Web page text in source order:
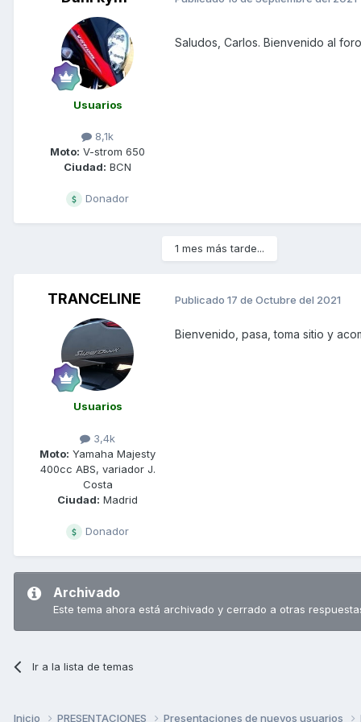
Usuarios
8,1k
Moto: V-strom 650
Ciudad: BCN
Donador
Saludos, Carlos. Bienvenido al
1 mes más tarde...
TRANCELINE
Usuarios
3,4k
Moto: Yamaha Majesty
400cc ABS, variador J.
Costa
Ciudad: Madrid
Donador
Publicado 17 de Octubre del 2021
Bienvenido, pasa, toma sitio y
Archivado
Este tema ahora está archivado y cerrado a otras
Ir a la lista de temas
Inicio PRESENTACIONES Presentaciones de nuevos usuarios